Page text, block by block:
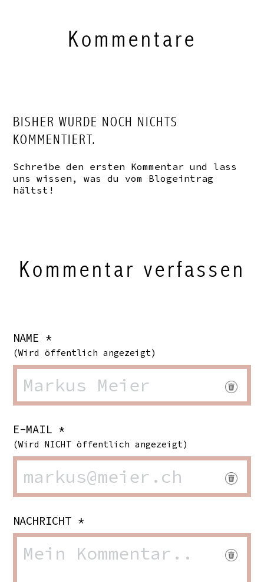
Kommentare
BISHER WURDE NOCH NICHTS
KOMMENTIERT.
Schreibe den ersten Kommentar und lass
uns wissen, was du vom Blogeintrag
hältst!
Kommentar verfassen
NAME *
(Wird öffentlich angezeigt)
E-MAIL *
(Wird NICHT öffentlich angezeigt)
NACHRICHT *